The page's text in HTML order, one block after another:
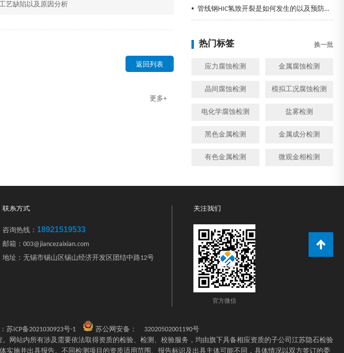
▪ 管线钢HIC氢致开裂是如何发生的以及预防措施
热门标签 换一批
应力腐蚀检测 金属腐蚀检测
晶间腐蚀检测 模拟工况腐蚀检测
电化学腐蚀检测 盐雾检测
黑色金属检测 金属成分检测
有色金属检测 微观金相检测
艺缺陷以及原因分析
返回列表
更多+
联系方式
咨询热线： 18921519533
邮箱：003@jiancezaixian.com
地址：无锡市锡山区锡山经济开发区团结中路12号
关注我们
官方微信
苏ICP备2021030923号-1 苏公网安备：
32020502001190号
网站内所有涉及需要依法取得资质的检验、检测、校验服务，均由旗下具备相应资质的子公司江苏隐石检验
施并出具报告。不同检测项目的资质适用范围、报告标识及出具主体可能不同，具体情况以双方签订的委